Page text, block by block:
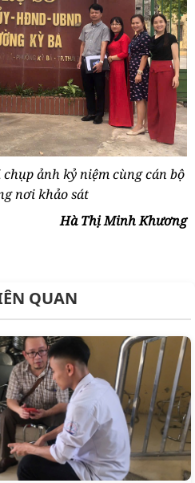
ảnh kỷ niệm cùng cán bộ
nơi khảo sát
Hà Thị Minh Khương
QUAN